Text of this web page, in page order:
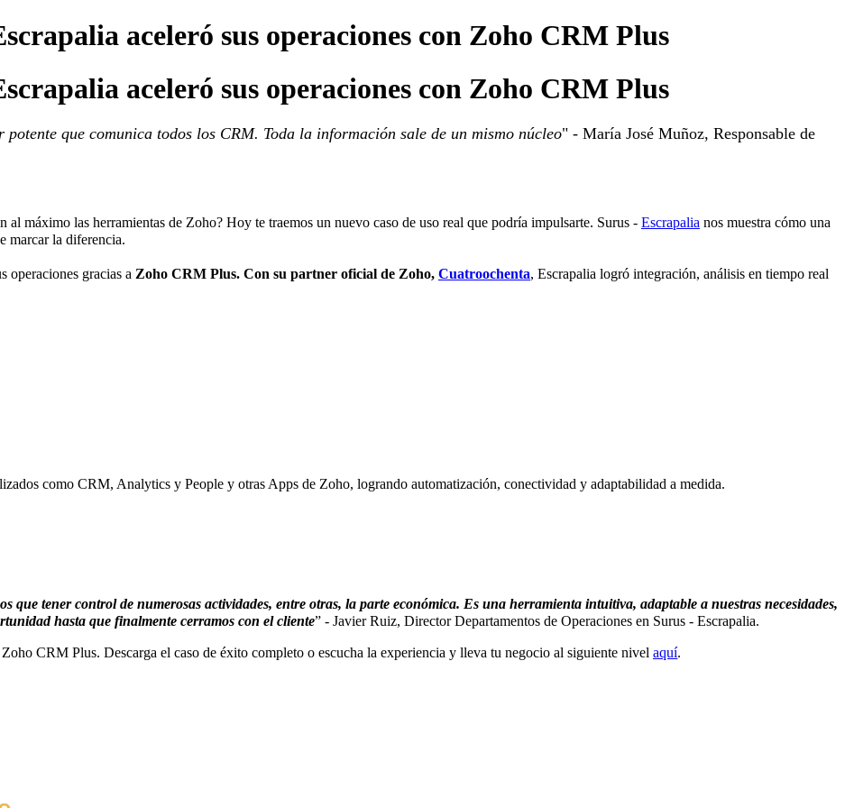
aceleró sus operaciones con Zoho CRM Plus
aceleró sus operaciones con Zoho CRM Plus
que comunica todos los CRM. Toda la información sale de un mismo núcleo" - María José Muñoz, Responsable de
al máximo las herramientas de Zoho? Hoy te traemos un nuevo caso de uso real que podría impulsarte. Surus - Escrapalia nos muestra cómo una
marcar la diferencia.
operaciones gracias a Zoho CRM Plus. Con su partner oficial de Zoho, Cuatroochenta, Escrapalia logró integración, análisis en tiempo real
como CRM, Analytics y People y otras Apps de Zoho, logrando automatización, conectividad y adaptabilidad a medida.
que tener control de numerosas actividades, entre otras, la parte económica. Es una herramienta intuitiva, adaptable a nuestras necesidades,
hasta que finalmente cerramos con el cliente” - Javier Ruiz, Director Departamentos de Operaciones en Surus - Escrapalia.
CRM Plus. Descarga el caso de éxito completo o escucha la experiencia y lleva tu negocio al siguiente nivel aquí.